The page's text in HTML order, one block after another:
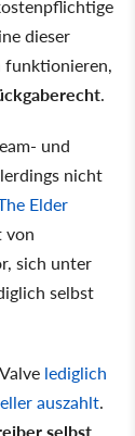
dieser
funktionieren,
.
und
nicht
Elder
von
sich unter
selbst
lediglich
auszahlt.
selbst